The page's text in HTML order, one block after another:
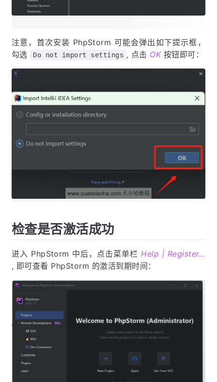
注意，首次安装 PhpStorm 可能会弹出如下提示框，
勾选
Do not import settings , 点击 OK按钮即可：
检查是否激活成功
进入 PhpStorm 中后，点击菜单栏 Help | Register...
, 即可查看 PhpStorm 的激活到期时间：